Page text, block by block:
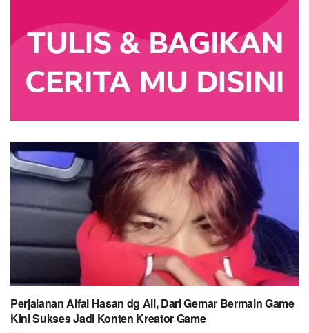
Perjalanan Aifal Hasan dg Ali, Dari Gemar Bermain Game
Kini Sukses Jadi Konten Kreator Game